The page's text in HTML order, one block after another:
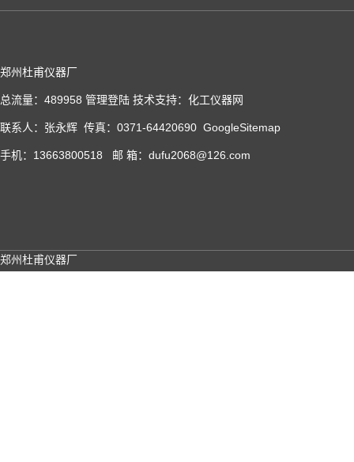
郑州杜甫仪器厂
总流量：489958 管理登陆 技术支持： 化工仪器网
联系人：张永辉 传真：0371-64420690 GoogleSitemap
手机：13663800518 邮 箱：dufu2068@126.com
郑州杜甫仪器厂